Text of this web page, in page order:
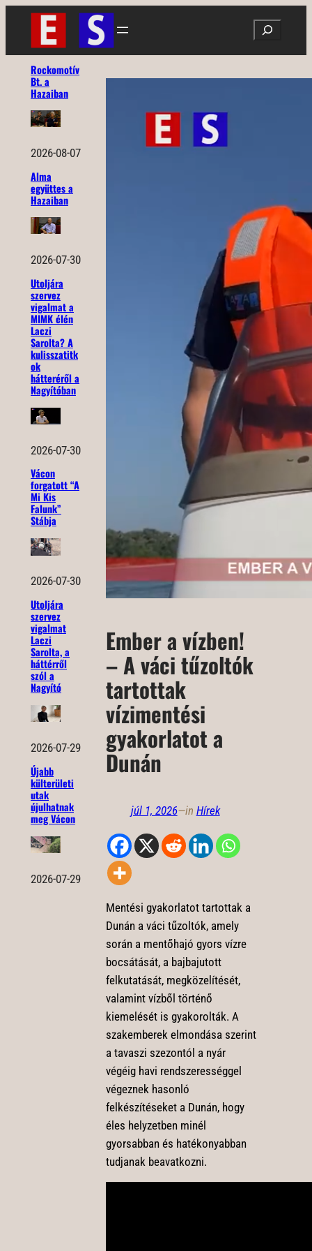
Ugrás
tartalomhoz
Search
Rockomotív
Bt. a
Hazaiban
2026-08-07
Alma
együttes a
Hazaiban
2026-07-30
Utoljára
szervez
vigalmat a
MIMK élén
Laczi
Sarolta? A
kulisszatitk
ok
hátteréről a
Nagyítóban
2026-07-30
Vácon
forgatott “A
Mi Kis
Falunk”
Stábja
2026-07-30
Utoljára
szervez
vigalmat
Laczi
Sarolta, a
háttérről
szól a
Nagyító
2026-07-29
Újabb
külterületi
utak
újulhatnak
meg Vácon
2026-07-29
Ember a vízben!
– A váci tűzoltók
tartottak
vízimentési
gyakorlatot a
Dunán
júl 1, 2026—in Hírek
Mentési gyakorlatot tartottak a
Dunán a váci tűzoltók, amely
során a mentőhajó gyors vízre
bocsátását, a bajbajutott
felkutatását, megközelítését,
valamint vízből történő
kiemelését is gyakorolták. A
szakemberek elmondása szerint
a tavaszi szezontól a nyár
végéig havi rendszerességgel
végeznek hasonló
felkészítéseket a Dunán, hogy
éles helyzetben minél
gyorsabban és hatékonyabban
tudjanak beavatkozni.